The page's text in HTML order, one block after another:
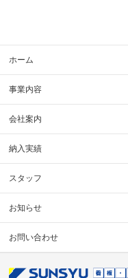
ホーム
事業内容
会社案内
納入実績
スタッフ
お知らせ
お問い合わせ